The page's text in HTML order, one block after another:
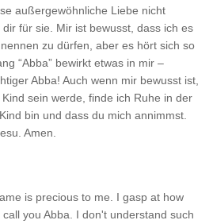
außergewöhnliche Liebe nicht
für sie. Mir ist bewusst, dass ich es
zu dürfen, aber es hört sich so
“Abba” bewirkt etwas in mir –
Abba! Auch wenn mir bewusst ist,
sein werde, finde ich Ruhe in der
bin und dass du mich annimmst.
Amen.
is precious to me. I gasp at how
you Abba. I don't understand such